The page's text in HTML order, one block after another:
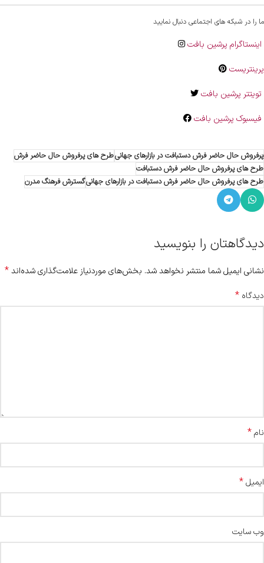
ما را در شبکه های اجتماعی دنبال نمایید
اینستاگرام پرشین بافت
پرینتریست
تویتتر پرشین بافت
فیسبوک پرشین بافت
پرفروش حال حاضر فرش دستبافت در بازارهای جهانیطرح های پرفروش حال حاضر فرش
طرح های پرفروش حال حاضر فرش دستبافت
طرح های پرفروش حال حاضر فرش دستبافت در بازارهای جهانیگسترش فرهنگ مدرن
دیدگاهتان را بنویسید
نشانی ایمیل شما منتشر نخواهد شد. بخش‌های موردنیاز علامت‌گذاری شده‌اند*
دیدگاه *
نام*
ایمیل*
وب‌ سایت